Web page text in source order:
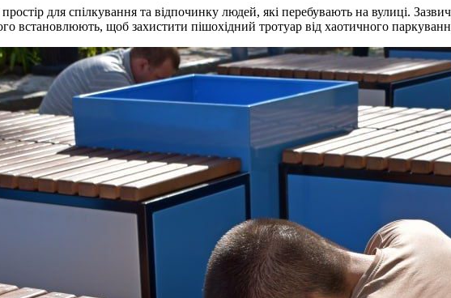
для спілкування та відпочинку людей, які перебувають на вулиці.
встановлюють, щоб захистити пішохідний тротуар від хаотичного